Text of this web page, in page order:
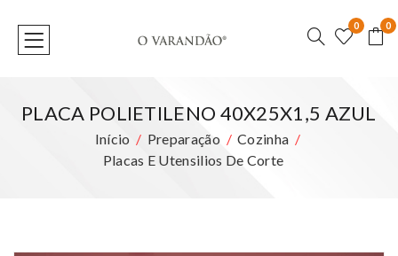
0 0
PLACA POLIETILENO 40X25X1,5 AZUL
Início Preparação
Cozinha
Placas E Utensilios De Corte